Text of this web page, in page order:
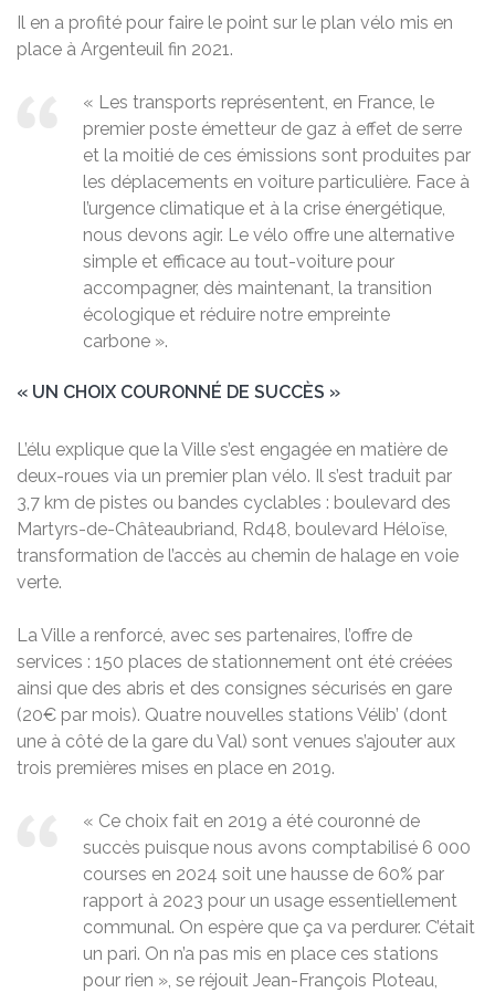
Il en a profité pour faire le point sur le plan vélo mis en
place à Argenteuil fin 2021.
« Les transports représentent, en France, le
premier poste émetteur de gaz à effet de serre
et la moitié de ces émissions sont produites par
les déplacements en voiture particulière. Face à
l’urgence climatique et à la crise énergétique,
nous devons agir. Le vélo offre une alternative
simple et efficace au tout-voiture pour
accompagner, dès maintenant, la transition
écologique et réduire notre empreinte
carbone ».
« UN CHOIX COURONNÉ DE SUCCÈS »
L’élu explique que la Ville s’est engagée en matière de
deux-roues via un premier plan vélo. Il s’est traduit par
3,7 km de pistes ou bandes cyclables : boulevard des
Martyrs-de-Châteaubriand, Rd48, boulevard Héloïse,
transformation de l’accès au chemin de halage en voie
verte.
La Ville a renforcé, avec ses partenaires, l’offre de
services : 150 places de stationnement ont été créées
ainsi que des abris et des consignes sécurisés en gare
(20€ par mois). Quatre nouvelles stations Vélib’ (dont
une à côté de la gare du Val) sont venues s’ajouter aux
trois premières mises en place en 2019.
« Ce choix fait en 2019 a été couronné de
succès puisque nous avons comptabilisé 6 000
courses en 2024 soit une hausse de 60% par
rapport à 2023 pour un usage essentiellement
communal. On espère que ça va perdurer. C’était
un pari. On n’a pas mis en place ces stations
pour rien », se réjouit Jean-François Ploteau,